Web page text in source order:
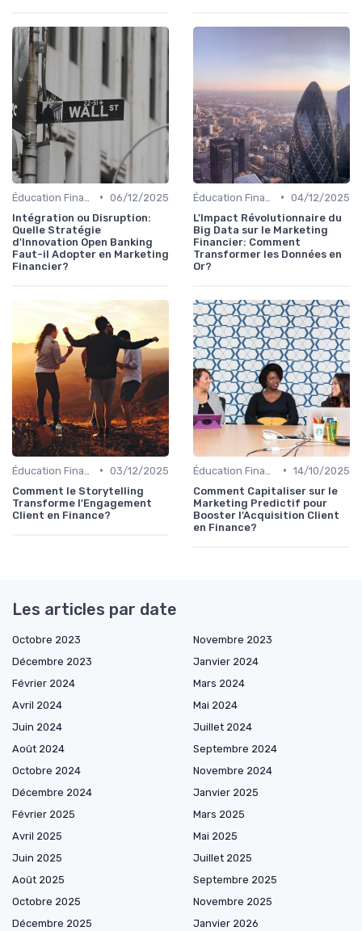
• 06/12/2025
Intégration ou Disruption:
Quelle Stratégie
d'Innovation Open Banking
Faut-il Adopter en Marketing
Financier?
• 04/12/2025
L'Impact Révolutionnaire du
Big Data sur le Marketing
Financier: Comment
Transformer les Données en
Or?
• 03/12/2025
Comment le Storytelling
Transforme l'Engagement
Client en Finance?
• 14/10/2025
Comment Capitaliser sur le
Marketing Predictif pour
Booster l'Acquisition Client
en Finance?
Les articles par date
Octobre 2023
Novembre 2023
Décembre 2023
Janvier 2024
Février 2024
Mars 2024
Avril 2024
Mai 2024
Juin 2024
Juillet 2024
Août 2024
Septembre 2024
Octobre 2024
Novembre 2024
Décembre 2024
Janvier 2025
Février 2025
Mars 2025
Avril 2025
Mai 2025
Juin 2025
Juillet 2025
Août 2025
Septembre 2025
Octobre 2025
Novembre 2025
Décembre 2025
Janvier 2026